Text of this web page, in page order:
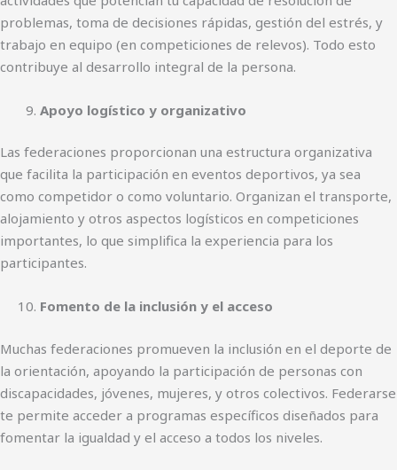
problemas, toma de decisiones rápidas, gestión del estrés, y
trabajo en equipo (en competiciones de relevos). Todo esto
contribuye al desarrollo integral de la persona.
Apoyo logístico y organizativo
Las federaciones proporcionan una estructura organizativa
que facilita la participación en eventos deportivos, ya sea
como competidor o como voluntario. Organizan el transporte,
alojamiento y otros aspectos logísticos en competiciones
importantes, lo que simplifica la experiencia para los
participantes.
Fomento de la inclusión y el acceso
Muchas federaciones promueven la inclusión en el deporte de
la orientación, apoyando la participación de personas con
discapacidades, jóvenes, mujeres, y otros colectivos. Federarse
te permite acceder a programas específicos diseñados para
fomentar la igualdad y el acceso a todos los niveles.